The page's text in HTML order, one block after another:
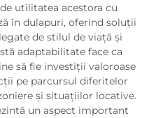
utilitatea acestora cu
în dulapuri, oferind soluții
de stilul de viață și
adaptabilitate face ca
să fie investiții valoroase
pe parcursul diferitelor
și situațiilor locative.
un aspect important